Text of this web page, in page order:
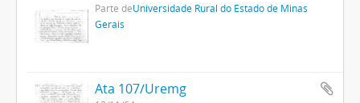
Parte deUniversidade Rural do Estado de Minas
Gerais
Ata 107/Uremg